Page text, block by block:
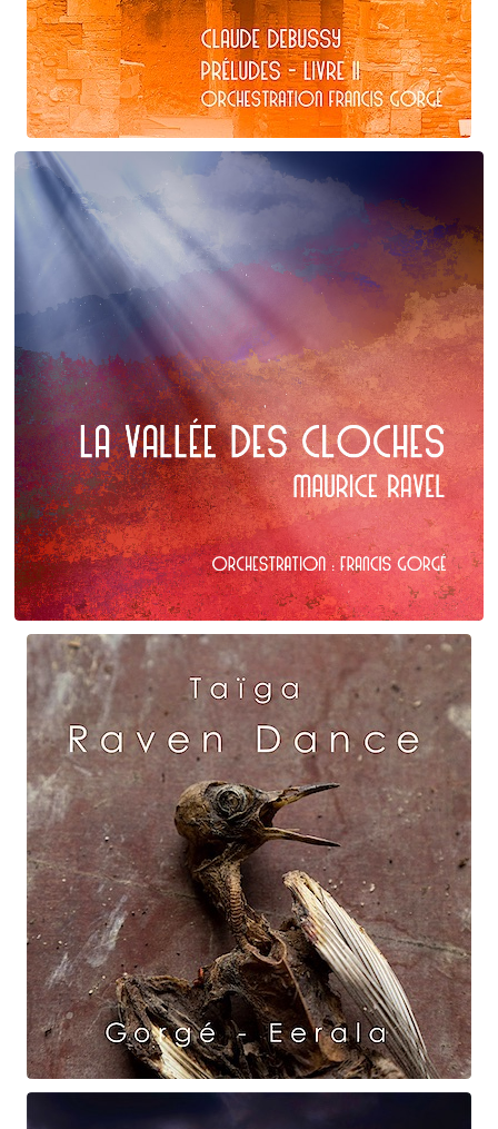
Claude Debussy
La puerta del vino
Maurice Ravel
La Vallée des cloches